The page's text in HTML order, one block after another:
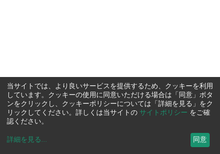
当サイトでは、より良いサービスを提供するため、クッキーを利用
しています。クッキーの使用に同意いただける場合は「同意」ボタ
ンをクリックし、クッキーポリシーについては「詳細を見る」をク
リックしてください。詳しくは当サイトの サイトポリシー をご確
認ください。
詳細を見る ... 同意